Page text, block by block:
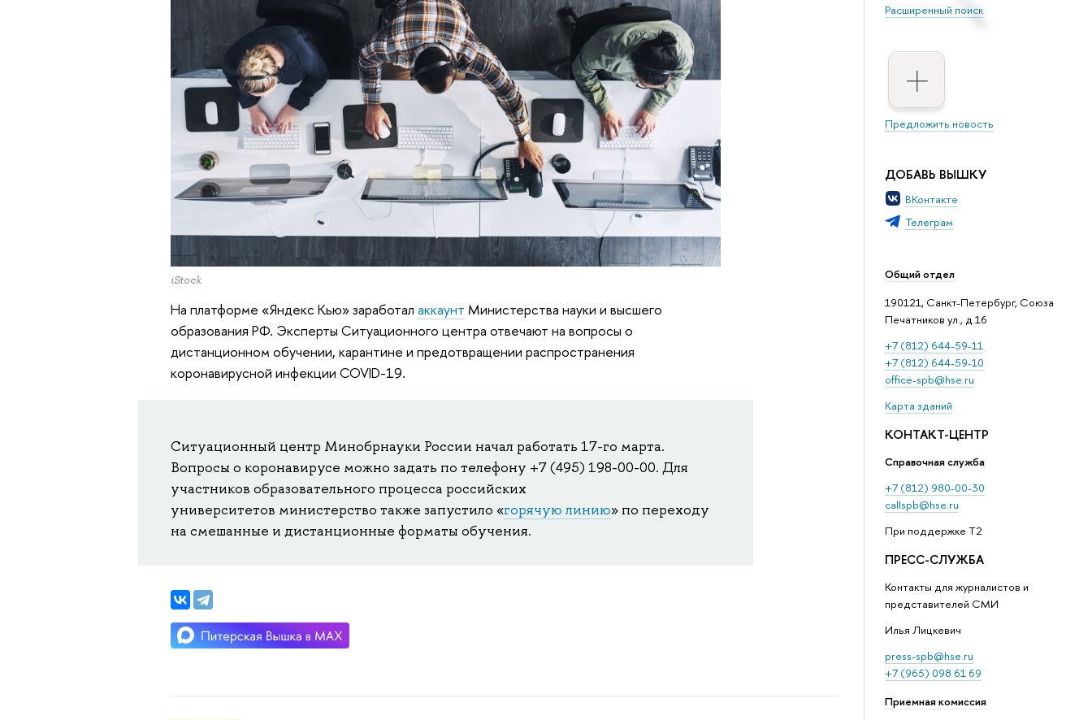
Расширенный поиск
Предложить новость
ДОБАВЬ ВЫШКУ
ВКонтакте
Телеграм
Общий отдел
190121, Санкт-Петербург, Союза
Печатников ул., д.16
+7 (812) 644-59-11
+7 (812) 644-59-10
office-spb@hse.ru
Карта зданий
КОНТАКТ-ЦЕНТР
Справочная служба
+7 (812) 980-00-30
callspb@hse.ru
При поддержке T2
ПРЕСС-СЛУЖБА
Контакты для журналистов и
представителей СМИ
Илья Лицкевич
press-spb@hse.ru
+7 (965) 098 61 69
Приемная комиссия
iStock
На платформе «Яндекс Кью» заработал аккаунт Министерства науки и высшего
образования РФ. Эксперты Ситуационного центра отвечают на вопросы о
дистанционном обучении, карантине и предотвращении распространения
коронавирусной инфекции COVID-19.
Ситуационный центр Минобрнауки России начал работать 17-го марта.
Вопросы о коронавирусе можно задать по телефону +7 (495) 198-00-00. Для
участников образовательного процесса российских
университетов министерство также запустило «горячую линию» по переходу
на смешанные и дистанционные форматы обучения.